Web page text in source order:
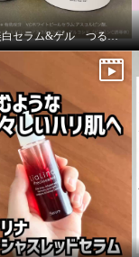
薬用美白セラム&ゲル つるんと澄んだ美肌へ